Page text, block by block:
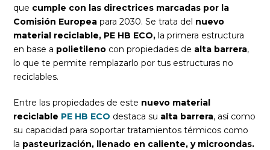
que cumple con las directrices marcadas por la
Comisión Europea para 2030. Se trata del nuevo
material reciclable, PE HB ECO,la primera estructura
en base a polietileno con propiedades de alta barrera,
lo que te permite remplazarlo por tus estructuras no
reciclables.
Entre las propiedades de este nuevo material
reciclable PE HB ECO destaca su alta barrera, así como
su capacidad para soportar tratamientos térmicos como
la pasteurización, llenado en caliente, y microondas.